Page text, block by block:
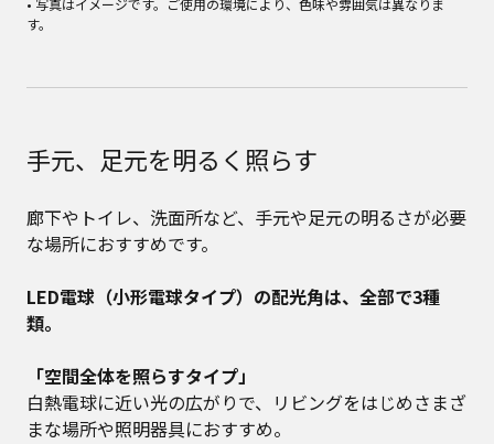
• 写真はイメージです。ご使用の環境により、色味や雰囲気は異なりま
す。
手元、足元を明るく照らす
廊下やトイレ、洗面所など、手元や足元の明るさが必要
な場所におすすめです。
LED電球（小形電球タイプ）の配光角は、全部で3種
類。
「空間全体を照らすタイプ」
白熱電球に近い光の広がりで、リビングをはじめさまざ
まな場所や照明器具におすすめ。